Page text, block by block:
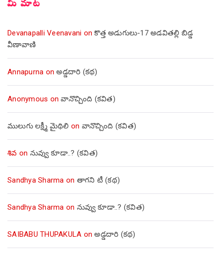
మీ మాట
Devanapalli Veenavani onకొత్త అడుగులు-17 అడవితల్లి బిడ్డ
వీణావాణి
Annapurna onఅడ్డదారి (కథ)
Anonymous onవానొచ్చింది (కవిత)
ములుగు లక్ష్మీ మైథిలి on వానొచ్చింది (కవిత)
శివ on నువ్వు కూడా..? (కవిత)
Sandhya Sharma on తాగని టీ (కథ)
Sandhya Sharma on నువ్వు కూడా..? (కవిత)
SAIBABU THUPAKULA onఅడ్డదారి (కథ)